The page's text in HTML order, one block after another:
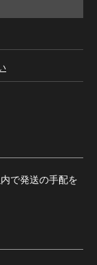
で発送の手配を